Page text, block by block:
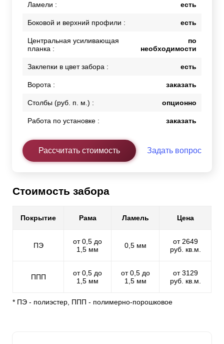
Ламели : есть
Боковой и верхний профили : есть
Центральная усиливающая
планка :
по
необходимости
Заклепки в цвет забора : есть
Ворота : заказать
Столбы (руб. п. м.) : опционно
Работа по установке : заказать
Рассчитать стоимость Задать вопрос
Стоимость забора
Покрытие Рама Ламель Цена
ПЭ
от 0,5 до
1,5 мм
0,5 мм
от 2649
руб. кв.м.
ППП
от 0,5 до
1,5 мм
от 0,5 до
1,5 мм
от 3129
руб. кв.м.
* ПЭ - полиэстер, ППП - полимерно-порошковое